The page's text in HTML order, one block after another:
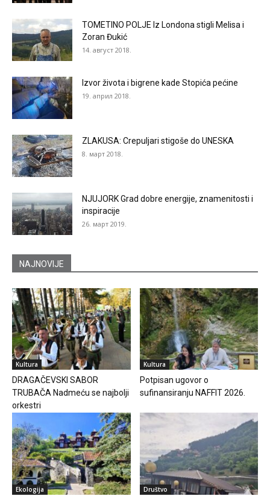
TOMETINO POLJE Iz Londona stigli Melisa i
Zoran Đukić
14. август 2018.
Izvor života i bigrene kade Stopića pećine
19. април 2018.
ZLAKUSA: Crepuljari stigoše do UNESKA
8. март 2018.
NJUJORK Grad dobre energije, znamenitosti i
inspiracije
26. март 2019.
NAJNOVIJE
Kultura
DRAGAČEVSKI SABOR
TRUBAČA Nadmeću se najbolji
orkestri
Kultura
Potpisan ugovor o
sufinansiranju NAFFIT 2026.
Ekologija Društvo